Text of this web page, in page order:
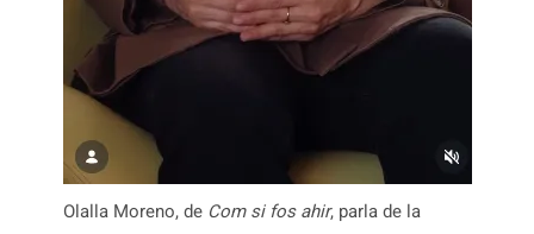
Olalla Moreno, de Com si fos ahir, parla de la